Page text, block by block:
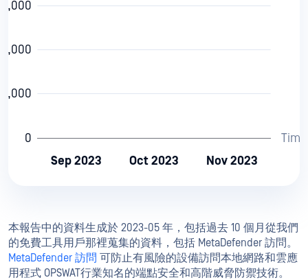
Time
0
Sep 2023 Oct 2023 Nov 2023
本報告中的資料生成於 2023-05 年，包括過去 10 個月從我們
的免費工具用戶那裡蒐集的資料，包括 MetaDefender 訪問。
MetaDefender 訪問 可防止有風險的設備訪問本地網路和雲應
用程式 OPSWAT行業知名的端點安全和高階威脅防禦技術。